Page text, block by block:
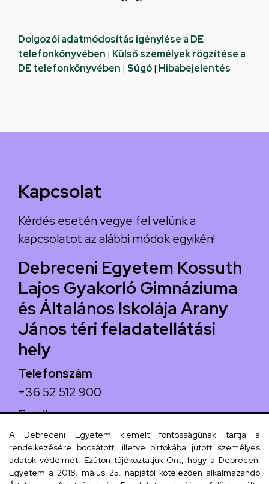
Dolgozói adatmódosítás igénylése a DE
telefonkönyvében | Külső személyek rögzítése a
DE telefonkönyvében | Súgó| Hibabejelentés
Kapcsolat
Kérdés esetén vegye fel velünk a
kapcsolatot az alábbi módok egyikén!
Debreceni Egyetem Kossuth
Lajos Gyakorló Gimnáziuma
és Általános Iskolája Arany
János téri feladatellátási
hely
Telefonszám
+36 52 512 900
Email
arany.titkarsag@arany-alt.unideb.hu
Cím
4026 Debrecen, Arany János tér 1.
A Debreceni Egyetem kiemelt fontosságúnak tartja a
rendelkezésére bocsátott, illetve birtokába jutott személyes
adatok védelmét. Ezúton tájékoztatjuk Önt, hogy a Debreceni
Egyetem a 2018. május 25. napjától kötelezően alkalmazandó